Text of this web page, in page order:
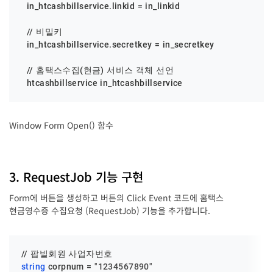
  in_htcashbillservice.linkid = in_linkid
  // 비밀키
  in_htcashbillservice.secretkey = in_secretkey
  // 홈택스수집(현금) 서비스 객체 선언
  htcashbillservice in_htcashbillservice
Window Form Open() 함수
3. RequestJob 기능 구현
Form에 버튼을 생성하고 버튼의 Click Event 코드에 홈택스
현금영수증 수집요청 (RequestJob) 기능을 추가합니다.
string corpnum = "1234567890"